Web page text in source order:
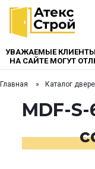
УВАЖАЕМЫЕ
НА САЙТЕ МОГУТ
Главная Каталог
MDF-